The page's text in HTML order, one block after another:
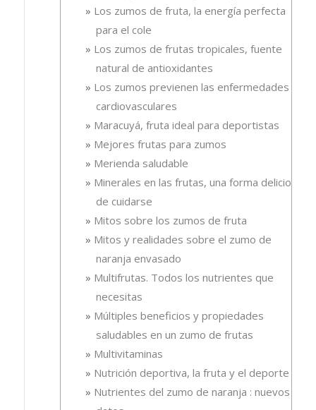
Los zumos de fruta, la energía perfecta
para el cole
Los zumos de frutas tropicales, fuente
natural de antioxidantes
Los zumos previenen las enfermedades
cardiovasculares
Maracuyá, fruta ideal para deportistas
Mejores frutas para zumos
Merienda saludable
Minerales en las frutas, una forma deliciosa
de cuidarse
Mitos sobre los zumos de fruta
Mitos y realidades sobre el zumo de
naranja envasado
Multifrutas. Todos los nutrientes que
necesitas
Múltiples beneficios y propiedades
saludables en un zumo de frutas
Multivitaminas
Nutrición deportiva, la fruta y el deporte
Nutrientes del zumo de naranja : nuevos